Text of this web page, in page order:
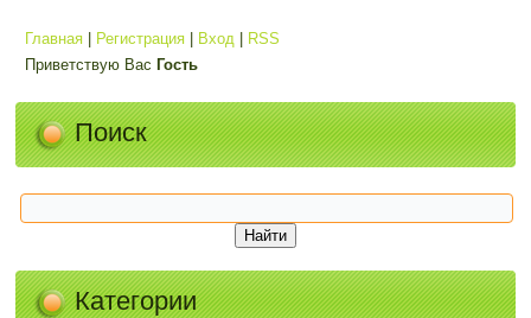
Главная Регистрация Вход
RSS
Приветствую Вас Гость
Поиск
Категории